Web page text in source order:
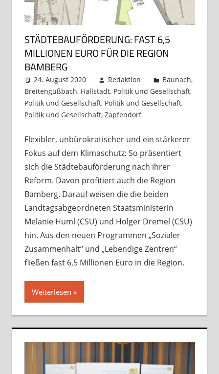
STÄDTEBAUFÖRDERUNG: FAST 6,5
MILLIONEN EURO FÜR DIE REGION
BAMBERG
24. August 2020 Redaktion Baunach,
Breitengüßbach, Hallstadt, Politik und Gesellschaft,
Politik und Gesellschaft, Politik und Gesellschaft,
Politik und Gesellschaft, Zapfendorf
Flexibler, unbürokratischer und ein stärkerer
Fokus auf dem Klimaschutz: So präsentiert
sich die Städtebauförderung nach ihrer
Reform. Davon profitiert auch die Region
Bamberg. Darauf weisen die die beiden
Landtagsabgeordneten Staatsministerin
Melanie Huml (CSU) und Holger Dremel (CSU)
hin. Aus den neuen Programmen „Sozialer
Zusammenhalt“ und „Lebendige Zentren“
fließen fast 6,5 Millionen Euro in die Region.
Weiterlesen